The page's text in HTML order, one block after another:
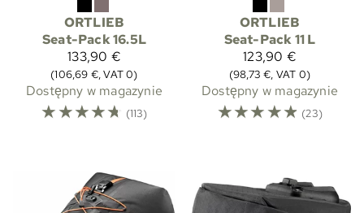
ORTLIEB
Seat-Pack 16.5L
133,90 €
(106,69 €, VAT 0)
Dostępny w magazynie
☆☆☆☆☆ (113)
ORTLIEB
Seat-Pack 11 L
123,90 €
(98,73 €, VAT 0)
Dostępny w magazynie
☆☆☆☆☆ (23)